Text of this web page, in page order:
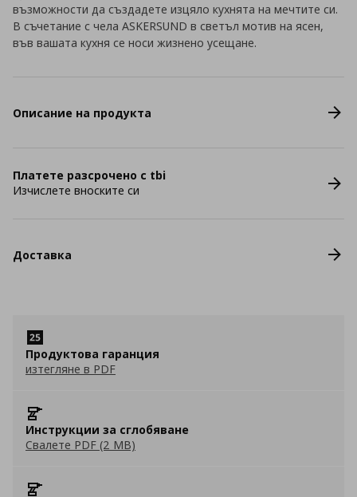
възможности да създадете изцяло кухнята на мечтите си.
В съчетание с чела ASKERSUND в светъл мотив на ясен,
във вашата кухня се носи жизнено усещане.
Описание на продукта
Платете разсрочено с tbi
Изчислете вноските си
Доставка
Продуктова гаранция
изтегляне в PDF
Инструкции за сглобяване
Свалете PDF (2 MB)